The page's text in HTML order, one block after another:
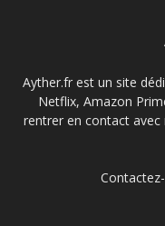
Ayther.fr est un site
Netflix, Amazon
rentrer en contact